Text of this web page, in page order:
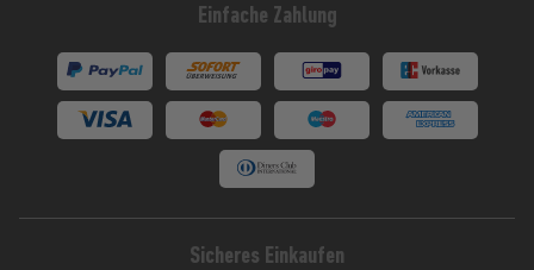
Einfache Zahlung
Sicheres Einkaufen